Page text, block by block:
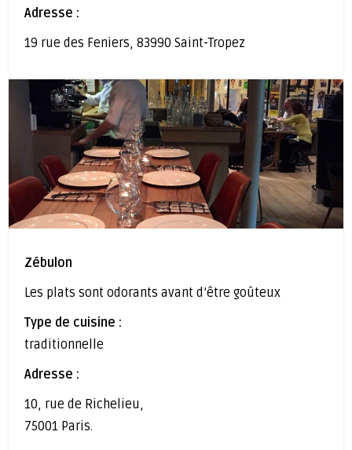
Adresse :
19 rue des Feniers, 83990 Saint-Tropez
Zébulon
Les plats sont odorants avant d’être goûteux
Type de cuisine :
traditionnelle
Adresse :
10, rue de Richelieu,
75001 Paris.